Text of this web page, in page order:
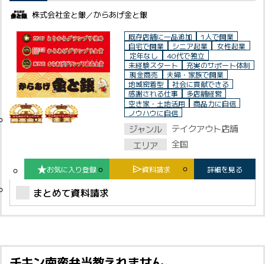
株式会社金と銀／からあげ金と銀
既存店舗に一品追加
1人で開業
自宅で開業
シニア起業
女性起業
定年なし
40代で独立
未経験スタート
充実のサポート体制
現金商売
夫婦・家族で開業
地域密着型
社会に貢献できる
感謝される仕事
多店舗経営
空き家・土地活用
商品力に自信
ノウハウに自信
ジャンル
テイクアウト店舗
エリア
全国
お気に入り登録 資料請求 詳細を見る
まとめて資料請求